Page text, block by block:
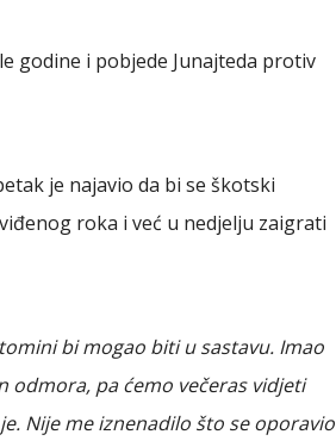
godine i pobjede Junajteda protiv
je najavio da bi se škotski
roka i već u nedjelju zaigrati
bi mogao biti u sastavu. Imao
odmora, pa ćemo večeras vidjeti
Nije me iznenadilo što se oporavio